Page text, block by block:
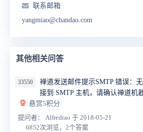
联系邮箱
yangmiao@chandao.com
其他相关问答
33550
禅道发送邮件提示SMTP 错误：
接到 SMTP 主机，请确认禅道机器
悬赏5积分
提问者： Alfredtao 于 2018-05-21
6852次浏览，2个答案